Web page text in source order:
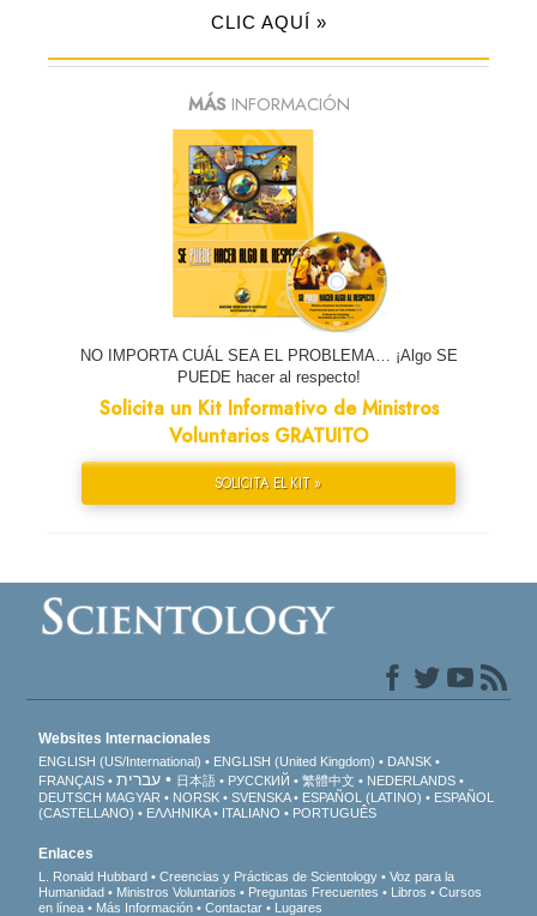
CLIC AQUÍ »
MÁSINFORMACIÓN
NO IMPORTA CUÁL SEA EL PROBLEMA… ¡Algo SE
PUEDE hacer al respecto!
Solicita un Kit Informativo de Ministros
Voluntarios GRATUITO
SOLICITA EL KIT »
Websites Internacionales
ENGLISH (US/International) ENGLISH (United Kingdom)
DANSK
FRANÇAIS
עברית 日本語 РУССКИЙ 繁體中文
NEDERLANDS
DEUTSCH MAGYAR NORSK SVENSKA ESPAÑOL (LATINO)
ESPAÑOL
(CASTELLANO)
ΕΛΛΗΝΙΚA ITALIANO PORTUGUÊS
Enlaces
L. Ronald Hubbard Creencias y Prácticas de Scientology
Voz para la
Humanidad
Ministros Voluntarios Preguntas Frecuentes Libros
Cursos
en línea
Más Información Contactar Lugares